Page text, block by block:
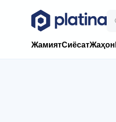
ЖамиятСиёсатЖаҳон